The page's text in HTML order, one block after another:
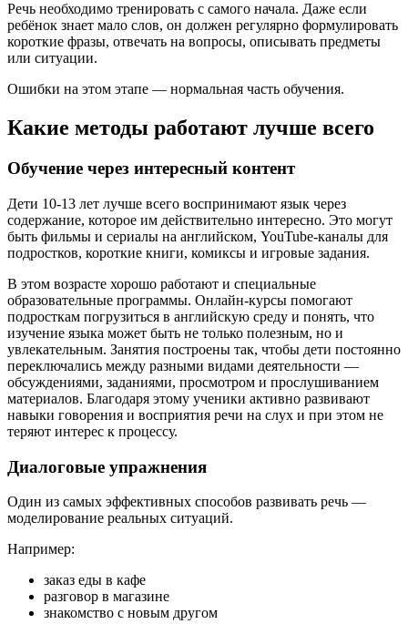
Речь необходимо тренировать с самого начала. Даже если
ребёнок знает мало слов, он должен регулярно формулировать
короткие фразы, отвечать на вопросы, описывать предметы
или ситуации.
Ошибки на этом этапе — нормальная часть обучения.
Какие методы работают лучше всего
Обучение через интересный контент
Дети 10-13 лет лучше всего воспринимают язык через
содержание, которое им действительно интересно. Это могут
быть фильмы и сериалы на английском, YouTube-каналы для
подростков, короткие книги, комиксы и игровые задания.
В этом возрасте хорошо работают и специальные
образовательные программы. Онлайн-курсы помогают
подросткам погрузиться в английскую среду и понять, что
изучение языка может быть не только полезным, но и
увлекательным. Занятия построены так, чтобы дети постоянно
переключались между разными видами деятельности —
обсуждениями, заданиями, просмотром и прослушиванием
материалов. Благодаря этому ученики активно развивают
навыки говорения и восприятия речи на слух и при этом не
теряют интерес к процессу.
Диалоговые упражнения
Один из самых эффективных способов развивать речь —
моделирование реальных ситуаций.
Например:
заказ еды в кафе
разговор в магазине
знакомство с новым другом